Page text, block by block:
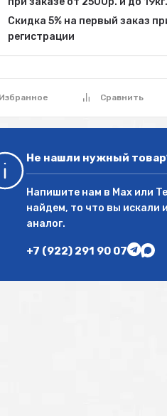
Избранное Сравнить
Скидка 5% на первый заказ
регистрации
Не нашли нужный
Напишите нам в Maxили
найдем, то что вы искали
аналог.
+7 (922) 291 90 07